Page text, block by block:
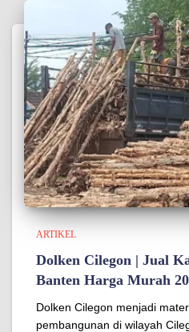
ARTIKEL
Dolken Cilegon | Jual
Banten Harga Murah
Dolken Cilegon menjadi
pembangunan di wilayah